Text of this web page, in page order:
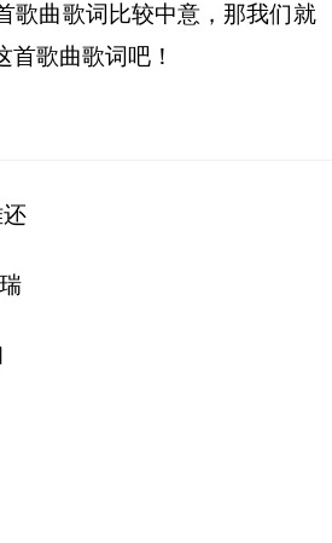
歌曲歌词比较中意，那我们就
首歌曲歌词吧！